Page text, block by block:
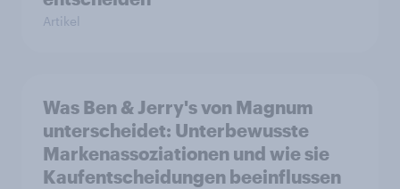
Artikel
Was Ben & Jerry's von Magnum
unterscheidet: Unterbewusste
Markenassoziationen und wie sie
Kaufentscheidungen beeinflussen